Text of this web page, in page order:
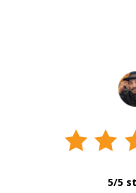
5/5